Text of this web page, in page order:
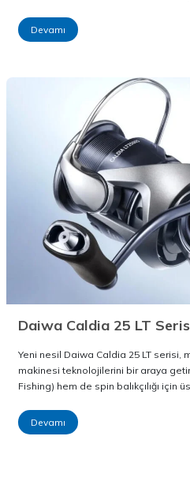
Devamı
Yeni nesil Daiwa Caldia 25 LT serisi,
makinesi teknolojilerini bir araya
Fishing) hem de spin balıkçılığı için
Devamı